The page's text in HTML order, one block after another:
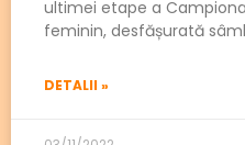
ultimei etape a
feminin, desfășurată
DETALII »